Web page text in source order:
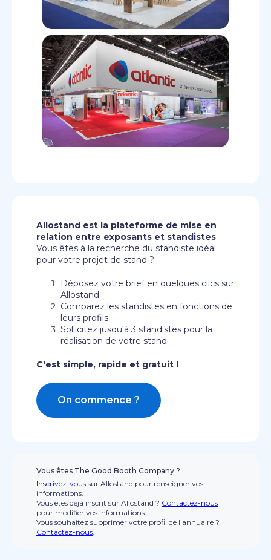
Allostand est la plateforme de mise en
relation entre exposants et standistes.
Vous êtes à la recherche du standiste idéal
pour votre projet de stand ?
Déposez votre brief en quelques clics sur
Allostand
Comparez les standistes en fonctions de
leurs profils
Sollicitez jusqu'à 3 standistes pour la
réalisation de votre stand
C'est simple, rapide et gratuit !
On commence ?
Vous êtes The Good Booth Company ?
Inscrivez-vous sur Allostand pour renseigner vos
informations.
Vous êtes déjà inscrit sur Allostand ? Contactez-nous
pour modifier vos informations.
Vous souhaitez supprimer votre profil de l'annuaire ?
Contactez-nous.